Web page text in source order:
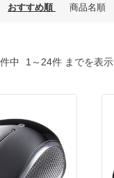
おすすめ順 商品名順
件中 1～24件 までを表示